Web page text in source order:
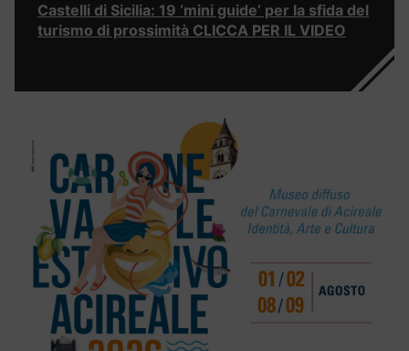
Castelli di Sicilia: 19 ‘mini guide’ per la sfida del
turismo di prossimità CLICCA PER IL VIDEO